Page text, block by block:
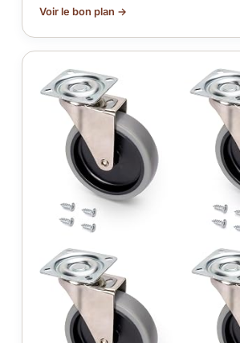
Voir le bon plan →